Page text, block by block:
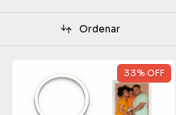
Ordenar
33% OFF